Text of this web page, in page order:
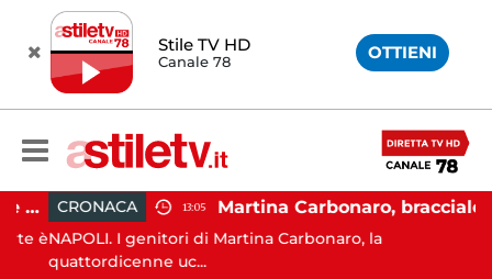
Stile TV HD
Canale 78 OTTIENI
Salerno, cadavere nel cortile di un palazzo: indaga la Polizia
è
CRONACA 13:05 Martina Carbonaro, braccialetto elettronico per i genitori della 14enne uccisa dall'ex
NAPOLI. I genitori di Martina Carbonaro, la
quattordicenne uc...